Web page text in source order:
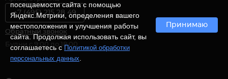
+7 (495) 215 28 49
Обратный звонок
Будни с 9:00 до 18:00
посещаемости сайта с помощью
Яндекс.Метрики, определения вашего
местоположения и улучшения работы
сайта. Продолжая использовать сайт, вы
соглашаетесь сПолитикой обработки
персональных данных
Принимаю